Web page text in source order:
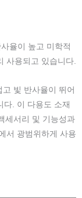
율이 높고 미학적
사용되고 있습니다.
빛 반사율이 뛰어
다. 이 다용도 소재
세서리 및 기능성과
서 광범위하게 사용